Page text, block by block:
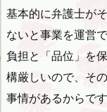
基本的に弁護士が
ないと事業を運営
負担と「品位」を
構厳しいので、そ
事情があるからです